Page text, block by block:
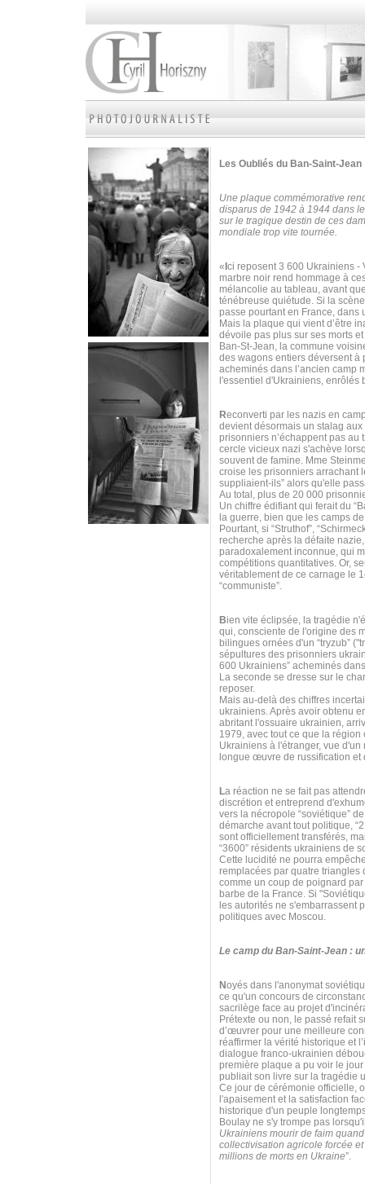
Les Oubliés du Ban-Saint-Jean
Une plaque commémorative
disparus de 1942 à 1944 dans
sur le tragique destin de ces
mondiale trop vite tournée.
« ci reposent 3 600 Ukrainiens -
marbre noir rend hommage à
mélancolie au tableau, avant
ténébreuse quiétude. Si la
passe pourtant en France, dans
Mais la plaque qui vient d’être
dévoile pas plus sur ses morts
Ban-St-Jean, la commune
des wagons entiers déversent à
acheminés dans l’ancien camp
l'essentiel d'Ukrainiens, enrôlés
Reconverti par les nazis en
devient désormais un stalag
prisonniers n’échappent pas
cercle vicieux nazi s'achève
souvent de famine. Mme
croise les prisonniers arrachant
suppliaient-ils” alors qu'elle
Au total, plus de 20 000
Un chiffre édifiant qui ferait du
la guerre, bien que les camps
Pourtant, si “Struthof”,
recherche après la défaite
paradoxalement inconnue, qui
compétitions quantitatives. Or,
véritablement de ce carnage le
“communiste”.
Bien vite éclipsée, la tragédie
qui, consciente de l'origine des
bilingues ornées d'un “tryzub”
sépultures des prisonniers
600 Ukrainiens” acheminés
La seconde se dresse sur le
reposer.
Mais au-delà des chiffres
ukrainiens. Après avoir obtenu
abritant l'ossuaire ukrainien,
1979, avec tout ce que la
Ukrainiens à l'étranger, vue
longue œuvre de russification et
La réaction ne se fait pas
discrétion et entreprend
vers la nécropole “soviétique”
démarche avant tout politique,
sont officiellement transférés,
“3600” résidents ukrainiens de
Cette lucidité ne pourra
remplacées par quatre
comme un coup de poignard
barbe de la France. Si
les autorités ne s'embarrassent
politiques avec Moscou.
Le camp du Ban-Saint-Jean :
Noyés dans l'anonymat
ce qu'un concours de
sacrilège face au projet
Prétexte ou non, le passé refait
d’œuvrer pour une meilleure
réaffirmer la vérité historique et
dialogue franco-ukrainien
première plaque a pu voir le
publiait son livre sur la tragédie
Ce jour de cérémonie officielle,
l'apaisement et la satisfaction
historique d'un peuple
Boulay ne s'y trompe pas
Ukrainiens mourir de faim
collectivisation agricole forcée
millions de morts en Ukraine”.